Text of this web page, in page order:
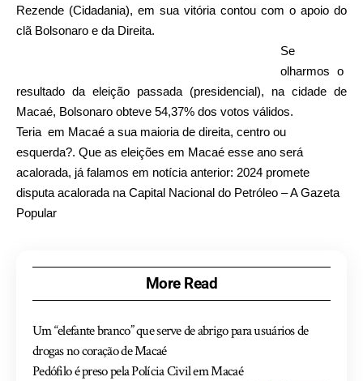
Rezende (Cidadania), em sua vitória contou com o apoio do
clã Bolsonaro e da Direita.
Se
olharmos o
resultado da eleição passada (presidencial), na cidade de
Macaé, Bolsonaro obteve 54,37% dos votos válidos.
Teria em Macaé a sua maioria de direita, centro ou
esquerda?. Que as eleições em Macaé esse ano será
acalorada, já falamos em notícia anterior: 2024 promete
disputa acalorada na Capital Nacional do Petróleo – A Gazeta
Popular
More Read
Um “elefante branco” que serve de abrigo para usuários de
drogas no coração de Macaé
Pedófilo é preso pela Polícia Civil em Macaé